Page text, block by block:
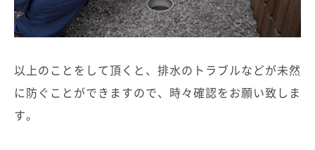
以上のことをして頂くと、排水のトラブルなどが未然
に防ぐことができますので、時々確認をお願い致しま
す。